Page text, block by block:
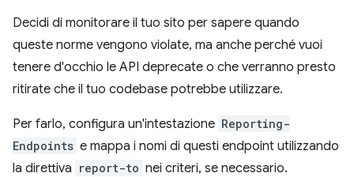
Decidi di monitorare il tuo sito per sapere quando
queste norme vengono violate, ma anche perché vuoi
tenere d'occhio le API deprecate o che verranno presto
ritirate che il tuo codebase potrebbe utilizzare.
Per farlo, configura un'intestazione Reporting-
Endpoints e mappa i nomi di questi endpoint utilizzando
la direttiva report-to nei criteri, se necessario.